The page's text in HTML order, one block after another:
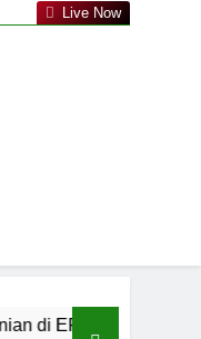
Live Now
English for Adults